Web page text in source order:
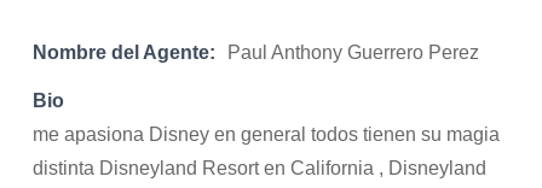
Nombre del Agente: Paul Anthony Guerrero Perez
Bio
me apasiona Disney en general todos tienen su magia
distinta Disneyland Resort en California , Disneyland